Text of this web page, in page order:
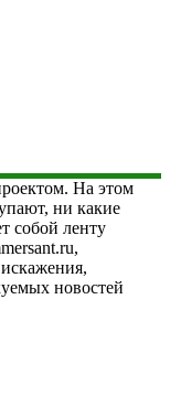
На этом
ни какие
собой ленту
новостей